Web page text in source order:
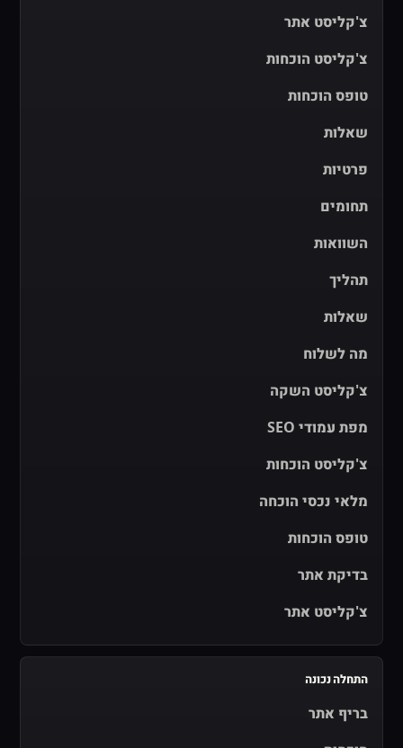
צ'קליסט אתר
צ'קליסט הוכחות
טופס הוכחות
שאלות
פרטיות
תחומים
השוואות
תהליך
שאלות
מה לשלוח
צ'קליסט השקה
מפת עמודי SEO
צ'קליסט הוכחות
מלאי נכסי הוכחה
טופס הוכחות
בדיקת אתר
צ'קליסט אתר
התחלה נכונה
בריף אתר